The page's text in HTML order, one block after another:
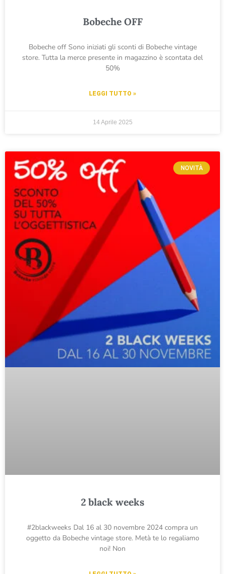
Bobeche OFF
Bobeche off Sono iniziati gli sconti di Bobeche vintage
store. Tutta la merce presente in magazzino è scontata del
50%
LEGGI TUTTO »
14 Aprile 2025
NOVITÀ
2 black weeks
#2blackweeks Dal 16 al 30 novembre 2024 compra un
oggetto da Bobeche vintage store. Metà te lo regaliamo
noi! Non